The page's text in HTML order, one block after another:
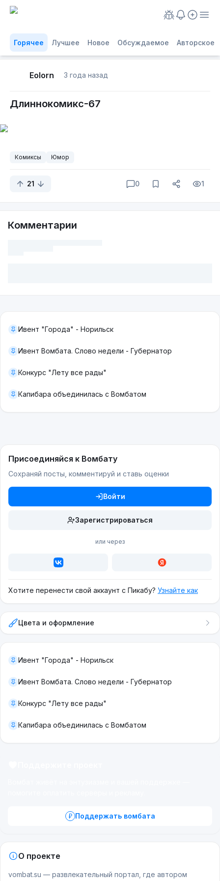
Горячее Лучшее Новое Обсуждаемое Авторское
Eolorn 3 года назад
Длиннокомикс-67
Комиксы Юмор
21 0 1
Комментарии
Ивент "Города" - Норильск
Ивент Вомбата. Слово недели - Губернатор
Конкурс "Лету все рады"
Капибара объединилась с Вомбатом
Присоединяйся к Вомбату
Сохраняй посты, комментируй и ставь оценки
Войти
Зарегистрироваться
или через
Хотите перенести свой аккаунт с Пикабу? Узнайте как
Цвета и оформление
Ивент "Города" - Норильск
Ивент Вомбата. Слово недели - Губернатор
Конкурс "Лету все рады"
Капибара объединилась с Вомбатом
Поддержать вомбата
О проекте
vombat.su — развлекательный портал, где автором